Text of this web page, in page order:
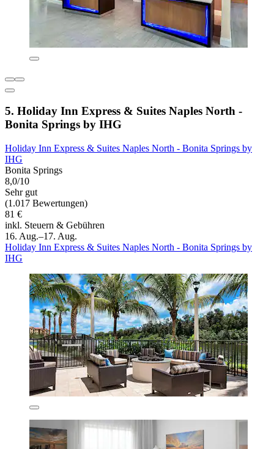
5. Holiday Inn Express & Suites Naples North -
Bonita Springs by IHG
Holiday Inn Express & Suites Naples North - Bonita Springs by
IHG
Bonita Springs
8,0/10
Sehr gut
(1.017 Bewertungen)
81 €
inkl. Steuern & Gebühren
16. Aug.–17. Aug.
Holiday Inn Express & Suites Naples North - Bonita Springs by
IHG